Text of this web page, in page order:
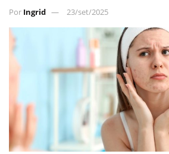
Por Ingrid 23/set/2025